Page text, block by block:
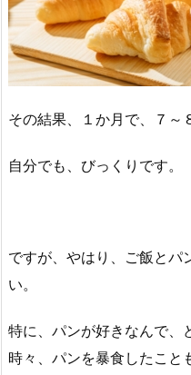
その結果、１か月で、７～
自分でも、びっくりです。
ですが、やはり、ご飯とパ
い。
特に、パンが好きなんで、
時々、パンを暴食したこと